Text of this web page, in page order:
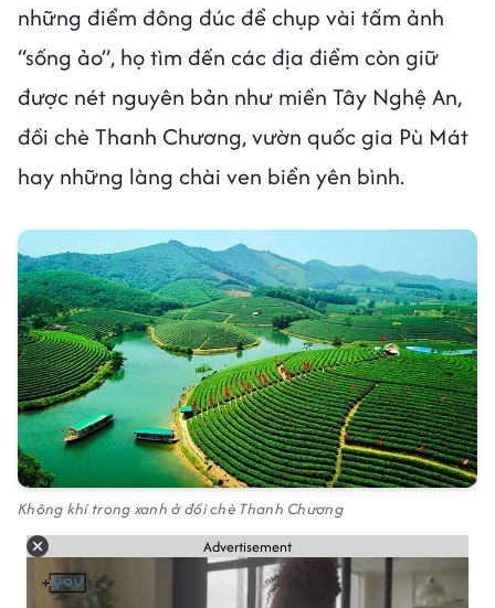
những điểm đông đúc để chụp vài tấm ảnh
“sống ảo”, họ tìm đến các địa điểm còn giữ
được nét nguyên bản như miền Tây Nghệ An,
đồi chè Thanh Chương, vườn quốc gia Pù Mát
hay những làng chài ven biển yên bình.
Không khí trong xanh ở đồi chè Thanh Chương
Advertisement